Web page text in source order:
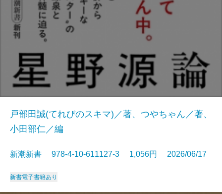
戸部田誠(てれびのスキマ)／著、つやちゃん／著、
小田部仁／編
新潮新書 978-4-10-611127-3 1,056円 2026/06/17
新書電子書籍あり